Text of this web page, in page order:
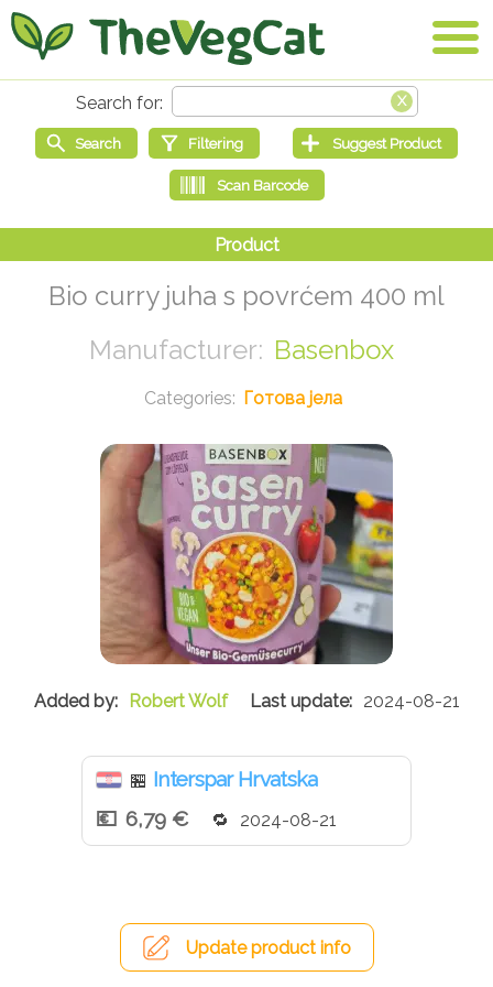
Bio curry juha s povrćem 400 ml
Basenbox
Готова јела
Robert Wolf 2024-08-21
🏪 Interspar Hrvatska
6,79 €
2024-08-21
Update product info